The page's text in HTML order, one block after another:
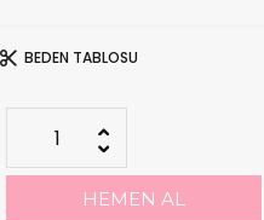
BEDEN TABLOSU